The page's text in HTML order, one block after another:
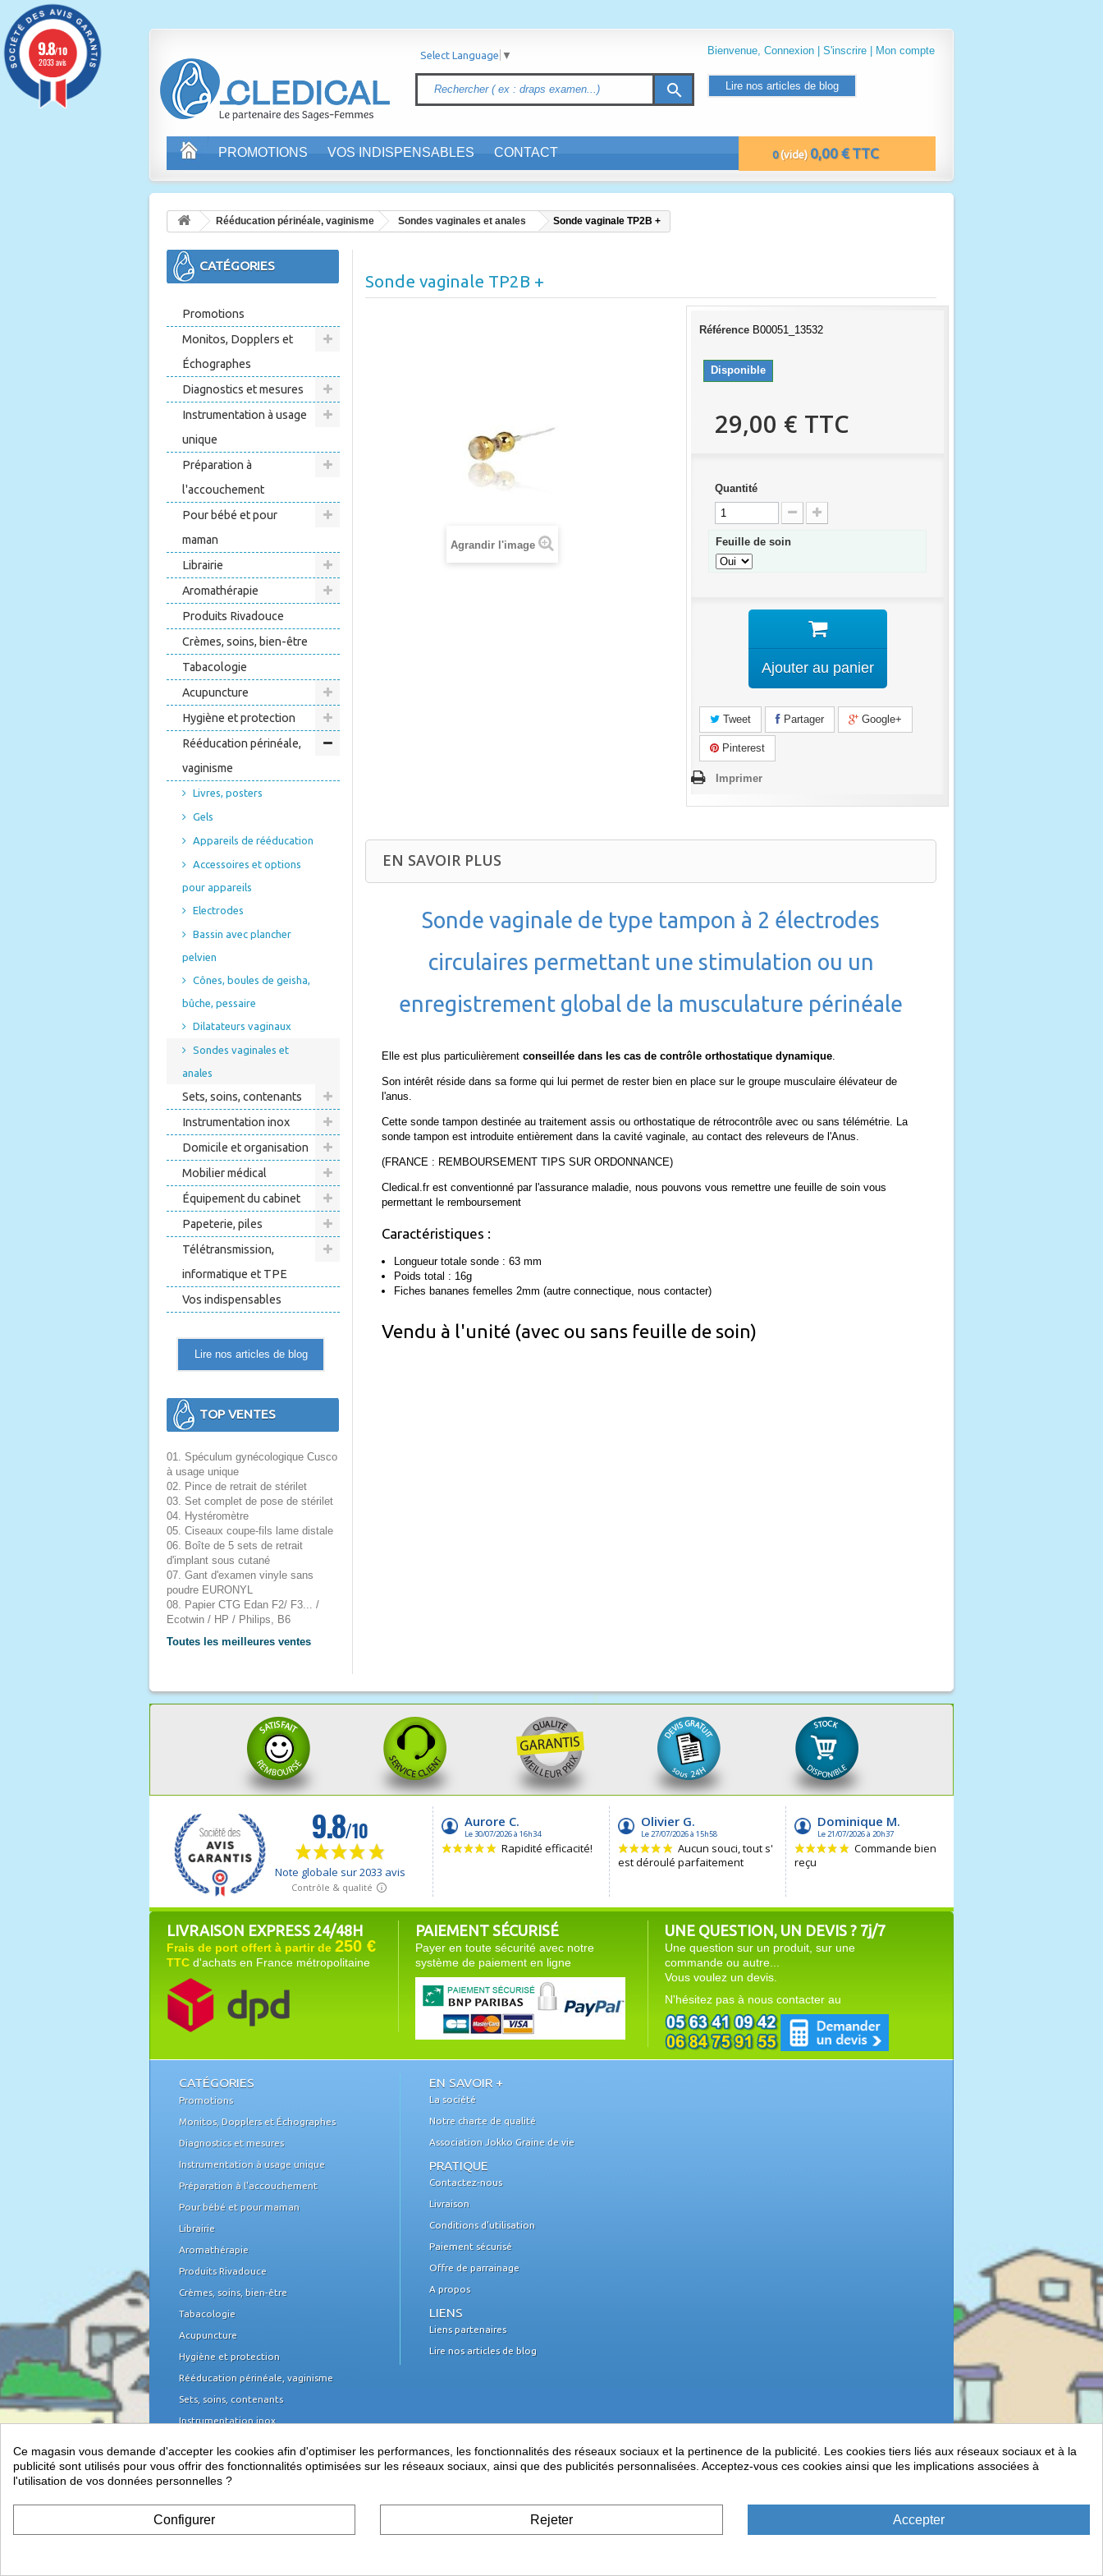
Bienvenue, Connexion | S'inscrire | Mon compte
search
0 (vide) 0,00 € TTC
PROMOTIONS VOS INDISPENSABLES CONTACT
Lire nos articles de blog
Select Language ▼
Rééducation périnéale, vaginisme Sondes vaginales et anales Sonde vaginale TP2B +
CATÉGORIES
Promotions
Monitos, Dopplers et
Échographes
Diagnostics et mesures
Instrumentation à usage
unique
Préparation à
l'accouchement
Pour bébé et pour
maman
Librairie
Aromathérapie
Produits Rivadouce
Crèmes, soins, bien-être
Tabacologie
Acupuncture
Hygiène et protection
Rééducation périnéale,
vaginisme
Livres, posters
Gels
Appareils de rééducation
Accessoires et options
pour appareils
Electrodes
Bassin avec plancher
pelvien
Cônes, boules de geisha,
bûche, pessaire
Dilatateurs vaginaux
Sondes vaginales et
anales
Sets, soins, contenants
Instrumentation inox
Domicile et organisation
Mobilier médical
Équipement du cabinet
Papeterie, piles
Télétransmission,
informatique et TPE
Vos indispensables
Lire nos articles de blog
TOP VENTES
01. Spéculum gynécologique Cusco
à usage unique
02. Pince de retrait de stérilet
03. Set complet de pose de stérilet
04. Hystéromètre
05. Ciseaux coupe-fils lame distale
06. Boîte de 5 sets de retrait
d'implant sous cutané
07. Gant d'examen vinyle sans
poudre EURONYL
08. Papier CTG Edan F2/ F3... /
Ecotwin / HP / Philips, B6
Toutes les meilleures ventes
Sonde vaginale TP2B +
Agrandir l'image
Référence B00051_13532
Disponible
29,00 € TTC
Quantité
Feuille de soin
Ajouter au panier
Tweet Partager Google+
Pinterest
Imprimer
EN SAVOIR PLUS
Sonde vaginale de type tampon à 2 électrodes
circulaires permettant une stimulation ou un
enregistrement global de la musculature périnéale
Elle est plus particulièrement conseillée dans les cas de contrôle orthostatique dynamique
Son intérêt réside dans sa forme qui lui permet de rester bien en place sur le groupe musculaire élévateur de
l'anus.
Cette sonde tampon destinée au traitement assis ou orthostatique de rétrocontrôle avec ou sans télémétrie. La
sonde tampon est introduite entièrement dans la cavité vaginale, au contact des releveurs de l'Anus.
(FRANCE : REMBOURSEMENT TIPS SUR ORDONNANCE)
Cledical.fr est conventionné par l'assurance maladie, nous pouvons vous remettre une feuille de soin vous
permettant le remboursement
Caractéristiques :
Longueur totale sonde : 63 mm
Poids total : 16g
Fiches bananes femelles 2mm (autre connectique, nous contacter)
Vendu à l'unité (avec ou sans feuille de soin)
LIVRAISON EXPRESS 24/48H
Frais de port offert à partir de 250 €
TTC d'achats en France métropolitaine
PAIEMENT SÉCURISÉ
Payer en toute sécurité avec notre
système de paiement en ligne
UNE QUESTION, UN DEVIS ? 7j/7
Une question sur un produit, sur une
commande ou autre...
Vous voulez un devis.
N'hésitez pas à nous contacter au
CATÉGORIES
Promotions
Monitos, Dopplers et Échographes
Diagnostics et mesures
Instrumentation à usage unique
Préparation à l'accouchement
Pour bébé et pour maman
Librairie
Aromathérapie
Produits Rivadouce
Crèmes, soins, bien-être
Tabacologie
Acupuncture
Hygiène et protection
Rééducation périnéale, vaginisme
Sets, soins, contenants
Instrumentation inox
Mobilier médical
Équipement du cabinet
Papeterie, piles
Télétransmission, informatique et TPE
EN SAVOIR +
La société
Notre charte de qualité
Association Jokko Graine de vie
PRATIQUE
Contactez-nous
Livraison
Conditions d'utilisation
Paiement sécurisé
Offre de parrainage
A propos
LIENS
Liens partenaires
Lire nos articles de blog
Ce magasin vous demande d'accepter les cookies afin d'optimiser les performances, les fonctionnalités des réseaux sociaux et la pertinence de la publicité. Les cookies tiers liés aux réseaux sociaux et à la
publicité sont utilisés pour vous offrir des fonctionnalités optimisées sur les réseaux sociaux, ainsi que des publicités personnalisées. Acceptez-vous ces cookies ainsi que les implications associées à
l'utilisation de vos données personnelles ?
Configurer Rejeter Accepter
9.8/10
2033 avis